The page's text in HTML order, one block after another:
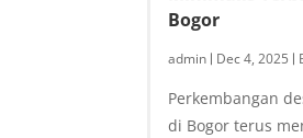
Bogor
admin | Dec 4, 2025 |
Perkembangan
di Bogor terus